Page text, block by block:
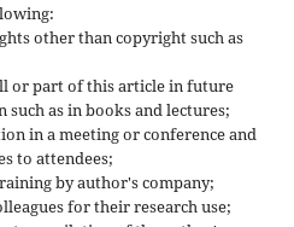
other than copyright such as
or part of this article in future
as in books and lectures;
in a meeting or conference and
to attendees;
by author's company;
for their research use;